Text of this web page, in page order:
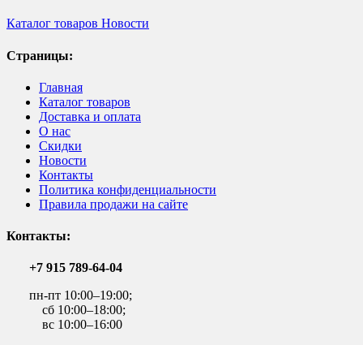
Каталог товаров Новости
Страницы:
Главная
Каталог товаров
Доставка и оплата
О нас
Скидки
Новости
Контакты
Политика конфиденциальности
Правила продажи на сайте
Контакты:
+7 915 789-64-04
пн-пт 10:00–19:00;
сб 10:00–18:00;
вс 10:00–16:00